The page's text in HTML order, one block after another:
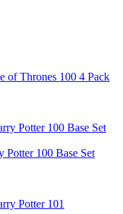
of Thrones 100 4 Pack
Potter 100 Base Set